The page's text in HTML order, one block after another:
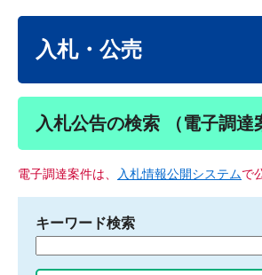
入札・公売
入札公告の検索 （電子調達
電子調達案件は、 入札情報公開システムで
キーワード検索